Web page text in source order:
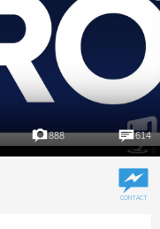
888 614